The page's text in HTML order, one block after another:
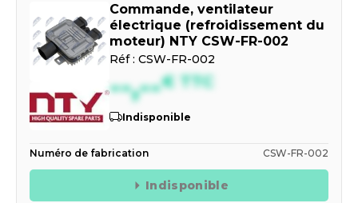
Commande, ventilateur
électrique (refroidissement du
moteur) NTY CSW-FR-002
Réf : CSW-FR-002
--,--€ TTC
Indisponible
Numéro de fabrication CSW-FR-002
Indisponible